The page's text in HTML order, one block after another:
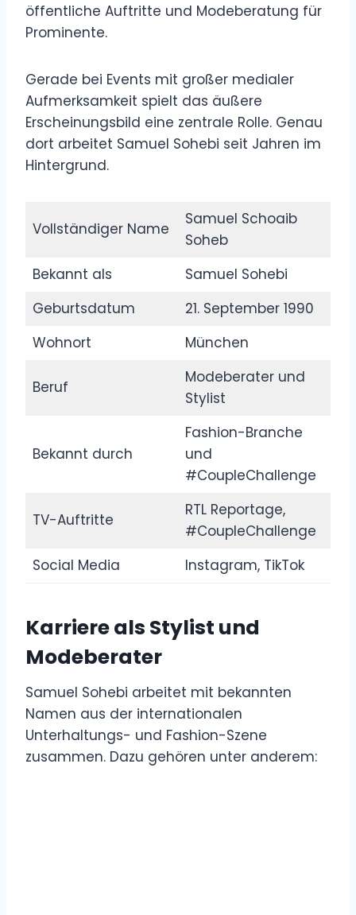
öffentliche Auftritte und Modeberatung für
Prominente.
Gerade bei Events mit großer medialer
Aufmerksamkeit spielt das äußere
Erscheinungsbild eine zentrale Rolle. Genau
dort arbeitet Samuel Sohebi seit Jahren im
Hintergrund.
Vollständiger Name
Samuel Schoaib
Soheb
Bekannt als
Samuel Sohebi
Geburtsdatum
21. September 1990
Wohnort
München
Beruf
Modeberater und
Stylist
Bekannt durch
Fashion-Branche
und
#CoupleChallenge
TV-Auftritte
RTL Reportage,
#CoupleChallenge
Social Media
Instagram, TikTok
Karriere als Stylist und
Modeberater
Samuel Sohebi arbeitet mit bekannten
Namen aus der internationalen
Unterhaltungs- und Fashion-Szene
zusammen. Dazu gehören unter anderem: